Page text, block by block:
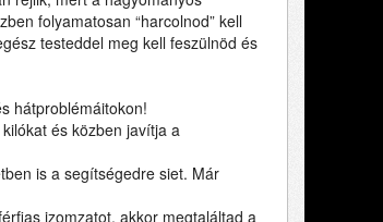
folyamatosan “harcolnod” kell
testeddel meg kell feszülnöd és
hátproblémáitokon!
és közben javítja a
is a segítségedre siet. Már
izomzatot, akkor megtaláltad a